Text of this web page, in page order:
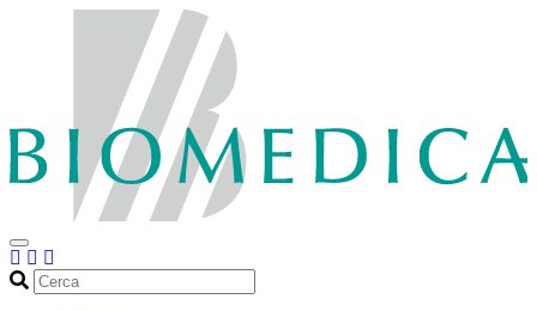
Cerca